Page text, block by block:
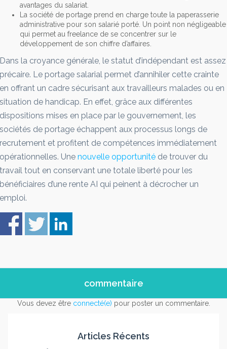
avantages du salariat.
La société de portage prend en charge toute la paperasserie
administrative pour son salarié porté. Un point non négligeable
qui permet au freelance de se concentrer sur le
développement de son chiffre d’affaires.
Dans la croyance générale, le statut d’indépendant est assez
précaire. Le portage salarial permet d’annihiler cette crainte
en offrant un cadre sécurisant aux travailleurs malades ou en
situation de handicap. En effet, grâce aux différentes
dispositions mises en place par le gouvernement, les
sociétés de portage échappent aux processus longs de
recrutement et profitent de compétences immédiatement
opérationnelles. Une nouvelle opportunité de trouver du
travail tout en conservant une totale liberté pour les
bénéficiaires d’une rente AI qui peinent à décrocher un
emploi.
commentaire
Vous devez être connecté(e) pour poster un commentaire.
Articles Récents